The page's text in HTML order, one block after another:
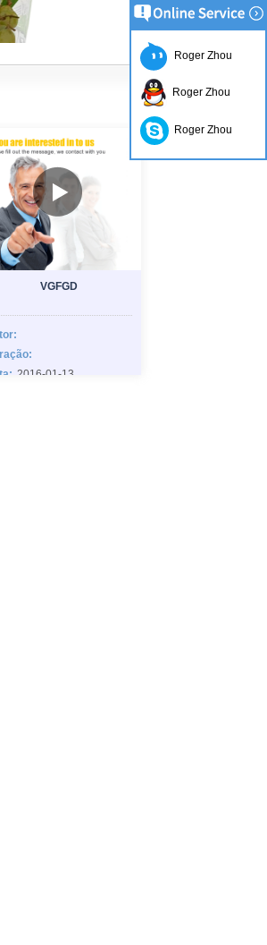
VGFGD
2016-01-13
Roger Zhou
Roger Zhou
Roger Zhou